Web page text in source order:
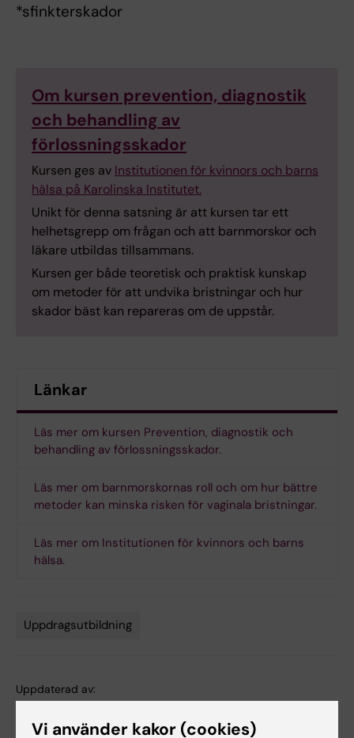
*sfinkterskador
Om kursen prevention, diagnostik
och behandling av
förlossningsskador
Kursen ges av Institutionen för kvinnors och barns
hälsa på Karolinska Institutet.
Unikt för denna satsning är att kursen tar ett
helhetsgrepp om frågan och att barnmorskor och
läkare utbildas tillsammans.
Kursen ger både teoretisk och praktisk kunskap
om metoder för att undvika bristningar och hur
skador bäst kan repareras om de uppstår.
Länkar
Läs mer om kursen Prevention, diagnostik och
behandling av förlossningsskador.
Läs mer om barnmorskornas roll och om hur bättre
metoder kan minska risken för vaginala bristningar.
Läs mer om Institutionen för kvinnors och barns
hälsa.
Uppdragsutbildning
Uppdaterad av:
Michelle Azorbo
Vi använder kakor (cookies)